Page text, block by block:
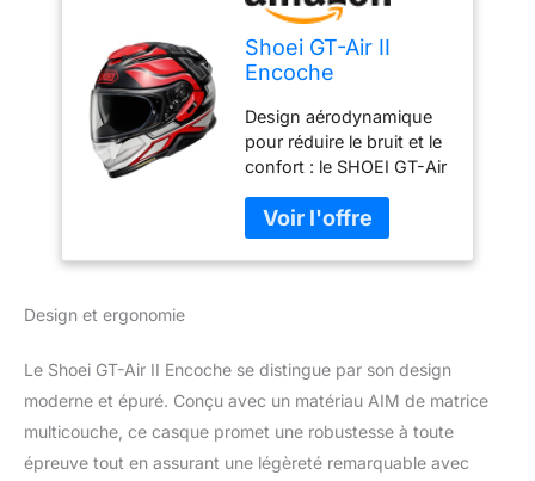
Shoei GT-Air II
Encoche
Design aérodynamique
pour réduire le bruit et le
confort : le SHOEI GT-Air
coque élégante et
aérodynamique qui
réduit la résistance au
confortable pour tous les
cyclistes Protection
système de pare-soleil
QSV-2 : équipé du
Design et ergonomie
Le Shoei GT-Air II Encoche se distingue par son design
moderne et épuré. Conçu avec un matériau AIM de matrice
multicouche, ce casque promet une robustesse à toute
épreuve tout en assurant une légèreté remarquable avec